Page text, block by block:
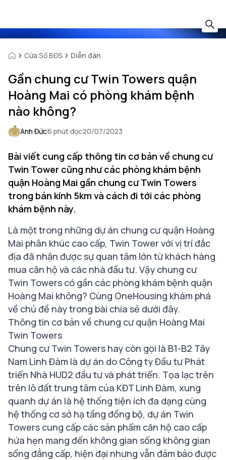
Cửa Sổ BĐS Diễn đàn
Gần chung cư Twin Towers quận
Hoàng Mai có phòng khám bệnh
nào không?
Anh Đức6 phút đọc20/07/2023
Bài viết cung cấp thông tin cơ bản về chung cư
Twin Tower cũng như các phòng khám bệnh
quận Hoàng Mai gần chung cư Twin Towers
trong bán kính 5km và cách đi tới các phòng
khám bệnh này.
Là một trong những dự án chung cư quận Hoàng
Mai phân khúc cao cấp, Twin Tower với vị trí đắc
địa đã nhận được sự quan tâm lớn từ khách hàng
mua căn hộ và các nhà đầu tư. Vậy chung cư
Twin Towers có gần các phòng khám bệnh quận
Hoàng Mai không? Cùng OneHousing khám phá
về chủ đề này trong bài chia sẻ dưới đây.
Thông tin cơ bản về chung cư quận Hoàng Mai
Twin Towers
Chung cư Twin Towers hay còn gọi là B1-B2 Tây
Nam Linh Đàm là dự án do Công ty Đầu tư Phát
triển Nhà HUD2 đầu tư và phát triển. Tọa lạc trên
trên lô đất trung tâm của KĐT Linh Đàm, xung
quanh dự án là hệ thống tiện ích đa dạng cùng
hệ thống cơ sở hạ tầng đồng bộ, dự án Twin
Towers cung cấp các sản phẩm căn hộ cao cấp
hứa hẹn mang đến không gian sống không gian
sống đẳng cấp, hiện đại nhưng vẫn đảm bảo được